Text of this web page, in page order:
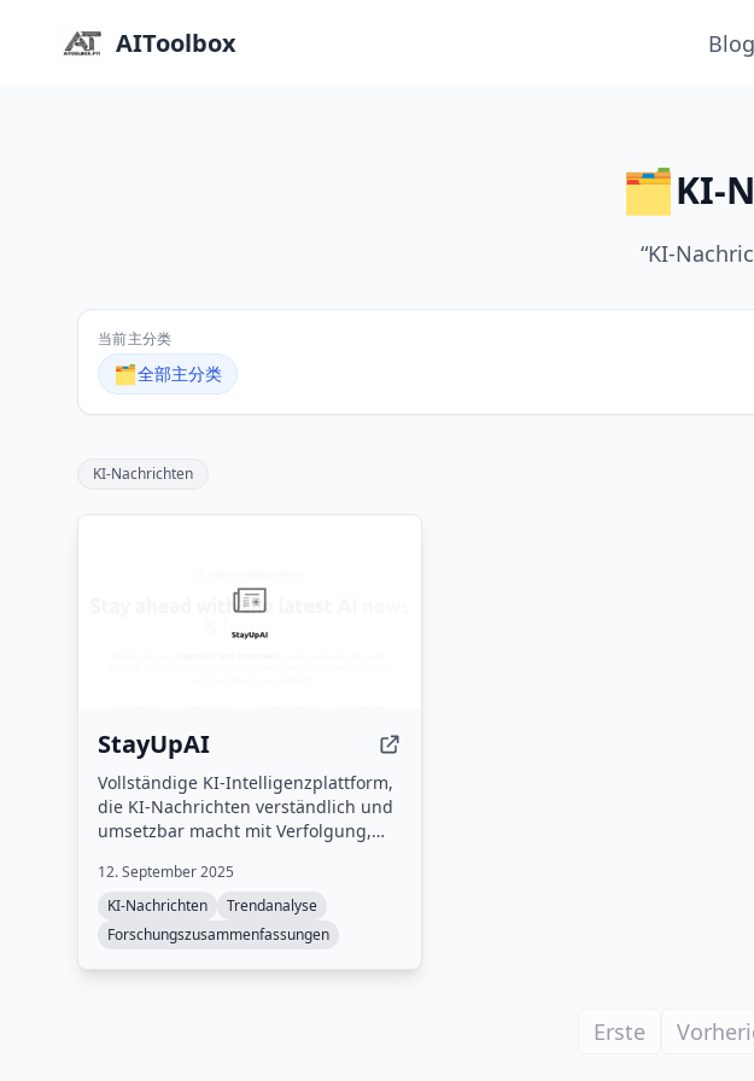
AIToolbox Blog
🗂️KI-
“KI-
当前主分类
🗂️全部主分类
KI-Nachrichten
StayUpAI
Vollständige KI-Intelligenzplattform,
die KI-Nachrichten verständlich und
umsetzbar macht mit Verfolgung,
Forschungszusammenfassungen
und Serviceüberwachung.
12. September 2025
KI-Nachrichten
Trendanalyse
Forschungszusammenfassungen
Erste